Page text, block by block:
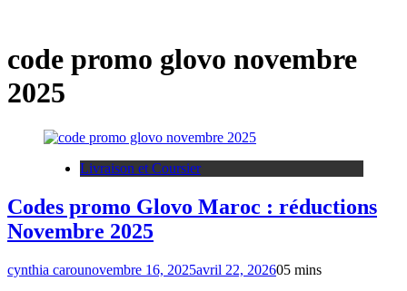
code promo glovo novembre
2025
Livraison et Coursier
Codes promo Glovo Maroc : réductions
Novembre 2025
cynthia carounovembre 16, 2025avril 22, 202605 mins